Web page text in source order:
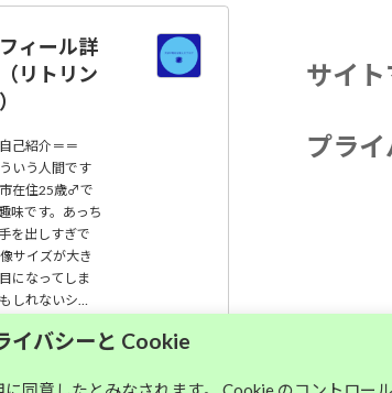
ィール詳
リトリン
己紹介＝＝
いう人間です
在住25歳♂で
味です。あっち
を出しすぎで
サイズが大き
になってしま
しれないシ…
須中毒名古屋人
サイ
プラ
イバシーと Cookie